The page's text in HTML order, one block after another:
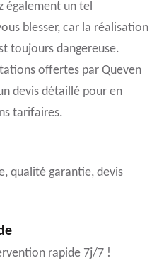
également un tel
blesser, car la réalisation
toujours dangereuse.
offertes par Queven
devis détaillé pour en
tarifaires.
qualité garantie, devis
rapide 7j/7 !